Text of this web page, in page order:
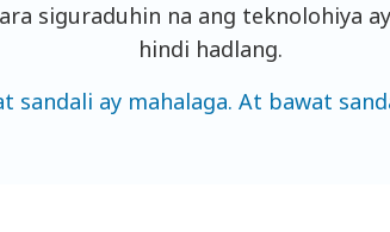
siguraduhin na ang teknolohiya
hindi hadlang.
sandali ay mahalaga. At bawat